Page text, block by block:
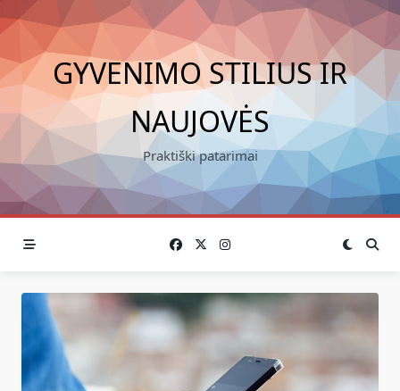
Skip
to
content
GYVENIMO STILIUS IR
NAUJOVĖS
Praktiški patarimai